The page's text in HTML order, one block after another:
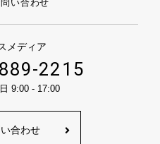
問い合わせ
メディア
2215
9:00 - 17:00
合わせ